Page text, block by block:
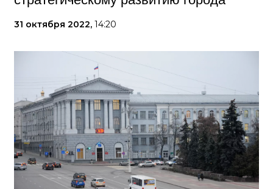
31 октября 2022, 14:20